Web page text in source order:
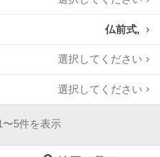
仏前式,
選択してください
選択してください
5件を表示